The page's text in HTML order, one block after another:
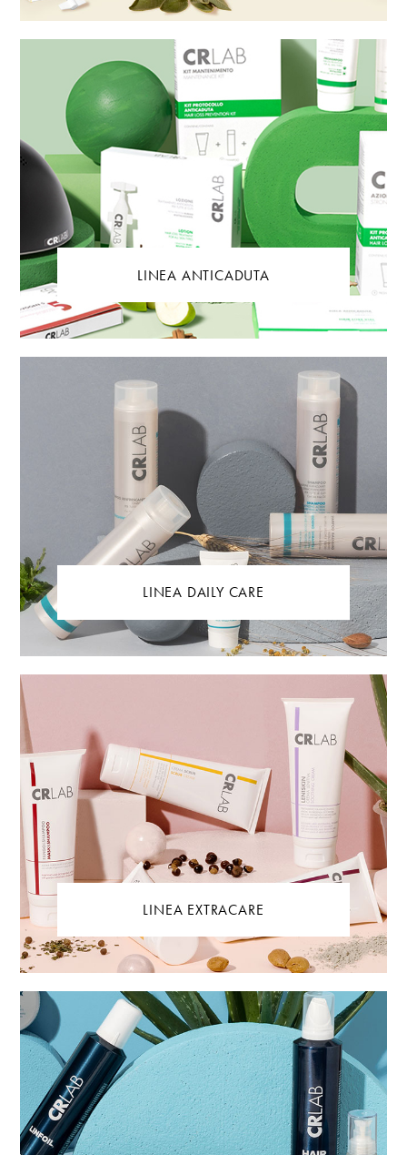
LINEA ANTICADUTA
LINEA DAILY CARE
LINEA EXTRACARE